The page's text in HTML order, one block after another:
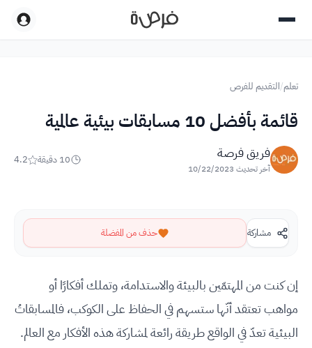
تعلم/التقديم للفرص
قائمة بأفضل 10 مسابقات بيئية عالمية
فريق فرصة
آخر تحديث 10/22/2023
10 دقيقة 4.2
مشاركة حذف من المفضلة
إن كنت من المهتمّين بالبيئة والاستدامة، وتملك أفكارًا أو
مواهب تعتقد أنّها ستسهم في الحفاظ على الكوكب، فالمسابقاتُ
البيئية تعدّ في الواقع طريقة رائعة لمشاركة هذه الأفكار مع العالم.